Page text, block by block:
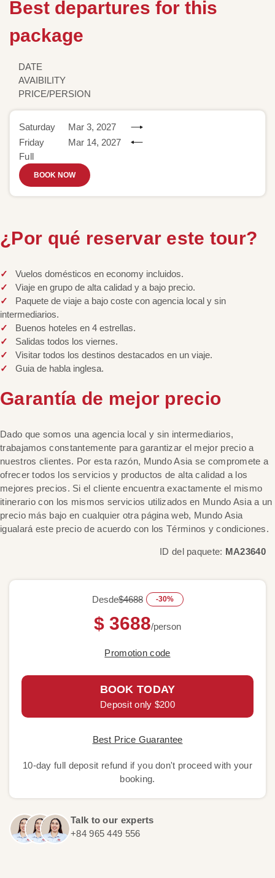
Best departures for this
package
DATE
AVAIBILITY
PRICE/PERSION
Saturday
Mar 3, 2027
Friday
Mar 14, 2027
Full
BOOK NOW
¿Por qué reservar este tour?
Vuelos domésticos en economy incluidos.
Viaje en grupo de alta calidad y a bajo precio.
Paquete de viaje a bajo coste con agencia local y sin
intermediarios.
Buenos hoteles en 4 estrellas.
Salidas todos los viernes.
Visitar todos los destinos destacados en un viaje.
Guia de habla inglesa.
Garantía de mejor precio
Dado que somos una agencia local y sin intermediarios,
trabajamos constantemente para garantizar el mejor precio a
nuestros clientes. Por esta razón, Mundo Asia se compromete a
ofrecer todos los servicios y productos de alta calidad a los
mejores precios. Si el cliente encuentra exactamente el mismo
itinerario con los mismos servicios utilizados en Mundo Asia a un
precio más bajo en cualquier otra página web, Mundo Asia
igualará este precio de acuerdo con los Términos y condiciones.
ID del paquete: MA23640
Desde$4688 -30%
$ 3688/person
Promotion code
BOOK TODAY
Deposit only $200
Best Price Guarantee
10-day full deposit refund if you don't proceed with your
booking.
Talk to our experts
+84 965 449 556